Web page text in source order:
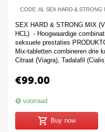
CODE: AL SEX HARD & STRONG
SEX HARD & STRONG MIX
HCL) - Hoogwaardige
seksuele prestaties
Mix-tabletten combineren drie
Citraat (Viagra), Tadalafil
€99.00
voorraad
Buy now